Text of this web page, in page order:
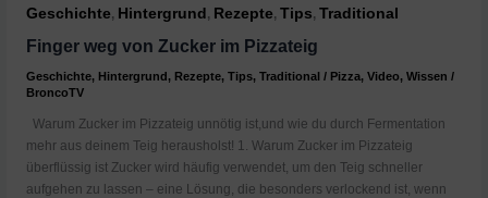
Geschichte, Hintergrund, Rezepte,Tips,Traditional
Finger weg von Zucker im Pizzateig
Geschichte, Hintergrund, Rezepte,Tips,Traditional / Pizza,Video,Wissen /
BroncoTV
Warum Zucker im Pizzateig unnötig ist,und wie du durch Fermentation
mehr aus deinem Teig herausholst! 1. Warum Zucker im Pizzateig
überflüssig ist Zucker wird häufig verwendet, um den Teig schneller
aufgehen zu lassen – eine Lösung, die besonders verlockend ist, wenn